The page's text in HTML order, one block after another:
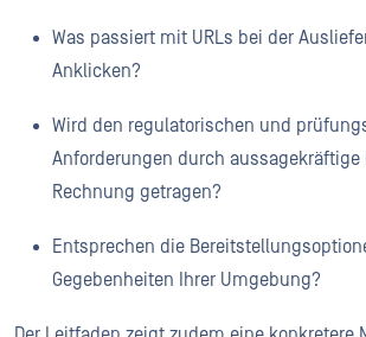
Was passiert mit URLs bei der
Anklicken?
Wird den regulatorischen und
Anforderungen durch aussagekräftige
Rechnung getragen?
Entsprechen die
Gegebenheiten Ihrer Umgebung?